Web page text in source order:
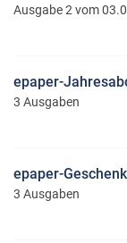
Ausgabe 2 vom
epaper-
3 Ausgaben
epaper-
3 Ausgaben